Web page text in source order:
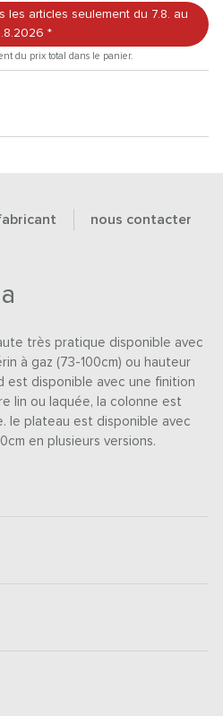
les articles seulement du 7.8. au
*
du prix total dans le panier.
nous contacter
très pratique disponible avec
à gaz (73-100cm) ou hauteur
est disponible avec une finition
lin ou laquée, la colonne est
le plateau est disponible avec
en plusieurs versions.